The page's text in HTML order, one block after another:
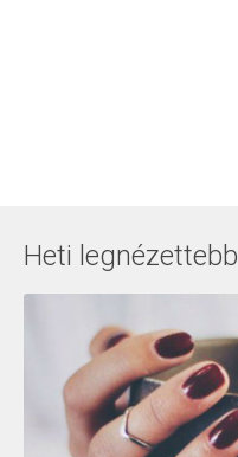
Heti legnézettebb